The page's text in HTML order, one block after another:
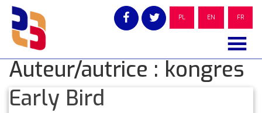
Skip
content
PL EN FR
Auteur/autrice : kongres
Early Bird